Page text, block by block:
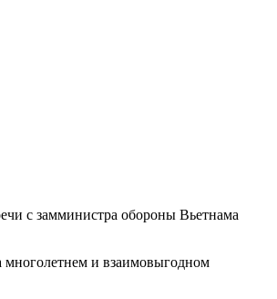
с замминистра обороны Вьетнама
многолетнем и взаимовыгодном